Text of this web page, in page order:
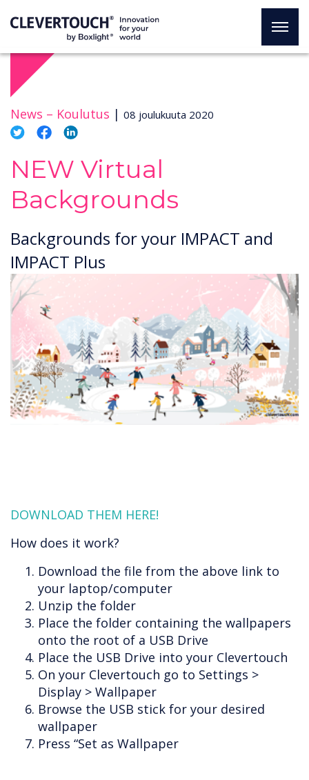
News – Koulutus | 08 joulukuuta 2020
NEW Virtual
Backgrounds
Backgrounds for your IMPACT and
IMPACT Plus
DOWNLOAD THEM HERE!
How does it work?
Download the file from the above link to
your laptop/computer
Unzip the folder
Place the folder containing the wallpapers
onto the root of a USB Drive
Place the USB Drive into your Clevertouch
On your Clevertouch go to Settings >
Display > Wallpaper
Browse the USB stick for your desired
wallpaper
Press “Set as Wallpaper